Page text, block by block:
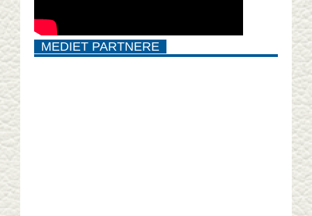
MEDIET PARTNERE